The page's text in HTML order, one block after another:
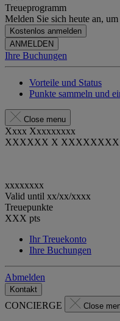
Treueprogramm
Melden Sie sich heute an,
Kostenlos anmelden
ANMELDEN
Ihre Buchungen
Vorteile und Status
Punkte sammeln und
Close menu
Xxxx Xxxxxxxxx
XXXXXX X
xxxxxxxx
Valid until xx/xx/xxxx
Treuepunkte
XXX pts
Ihr Treuekonto
Ihre Buchungen
Abmelden
Kontakt
CONCIERGE Close